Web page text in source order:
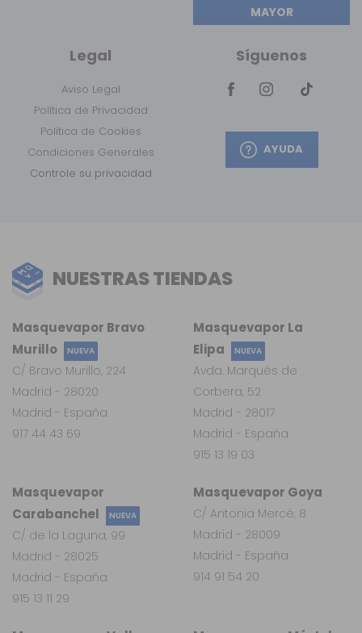
MAYOR
Legal
Aviso Legal
Política de Privacidad
Política de Cookies
Condiciones Generales
Controle su privacidad
Síguenos
AYUDA
NUESTRAS TIENDAS
Masquevapor
Carabanchel
NUEVA
C/ de la Laguna, 99
Madrid - 28025
Madrid - España
915 13 11 29
Masquevapor Goya
C/ Antonia Mercé, 8
Madrid - 28009
Madrid - España
914 91 54 20
Masquevapor La
Elipa
NUEVA
Avda. Marqués de
Corbera, 52
Madrid - 28017
Madrid - España
915 13 19 03
Masquevapor Bravo
Murillo
NUEVA
C/ Bravo Murillo, 224
Madrid - 28020
Madrid - España
917 44 43 69